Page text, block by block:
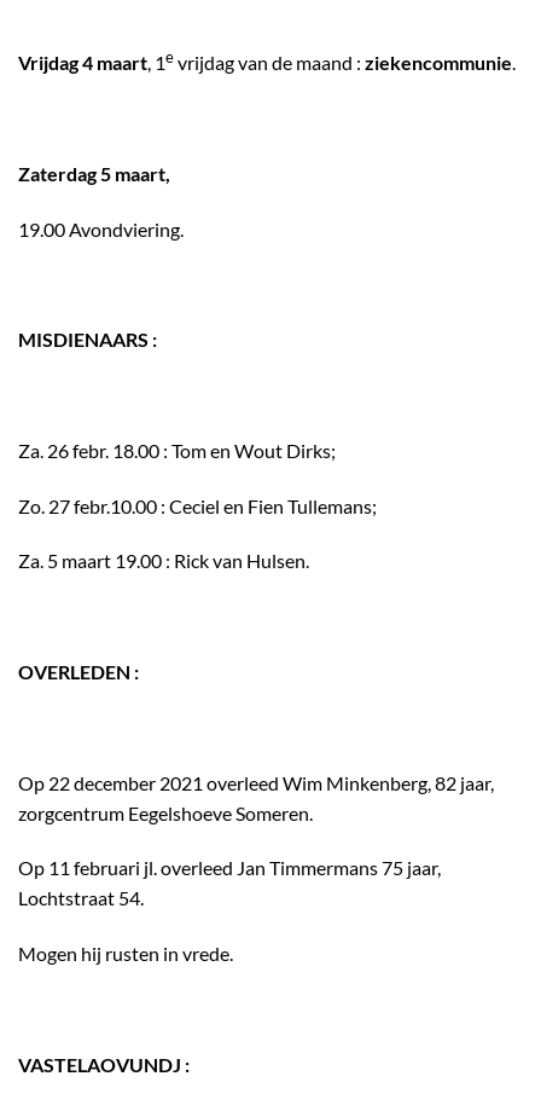
Vrijdag 4 maart, 1evrijdag van de maand : ziekencommunie.
Zaterdag 5 maart,
19.00 Avondviering.
MISDIENAARS :
Za. 26 febr. 18.00 : Tom en Wout Dirks;
Zo. 27 febr.10.00 : Ceciel en Fien Tullemans;
Za. 5 maart 19.00 : Rick van Hulsen.
OVERLEDEN :
Op 22 december 2021 overleed Wim Minkenberg, 82 jaar,
zorgcentrum Eegelshoeve Someren.
Op 11 februari jl. overleed Jan Timmermans 75 jaar,
Lochtstraat 54.
Mogen hij rusten in vrede.
VASTELAOVUNDJ :